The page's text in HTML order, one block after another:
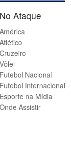
No Ataque
América
Atlético
Cruzeiro
Vôlei
Futebol Nacional
Futebol Internacional
Esporte na Mídia
Onde Assistir